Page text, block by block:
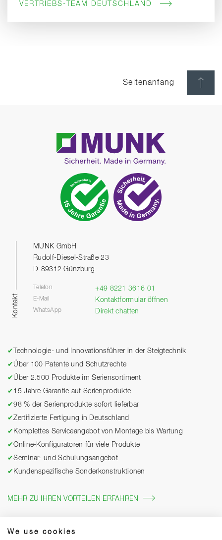
We use cookies
VERTRIEBS-TEAM DEUTSCHLAND
Seitenanfang
Kontakt
MUNK GmbH
Rudolf-Diesel-Straße 23
D-89312 Günzburg
Telefon +49 8221 3616 01
E-Mail Kontaktformular öffnen
WhatsApp Direkt chatten
✔
Technologie- und Innovationsführer in der Steigtechnik
✔ Über 100 Patente und Schutzrechte
✔ Über 2.500 Produkte im Seriensortiment
✔ 15 Jahre Garantie auf Serienprodukte
✔98 % der Serienprodukte sofort lieferbar
✔Zertifizierte Fertigung in Deutschland
✔ Komplettes Serviceangebot von Montage bis Wartung
✔Online-Konfiguratoren für viele Produkte
✔Seminar- und Schulungsangebot
✔ Kundenspezifische Sonderkonstruktionen
MEHR ZU IHREN VORTEILEN ERFAHREN